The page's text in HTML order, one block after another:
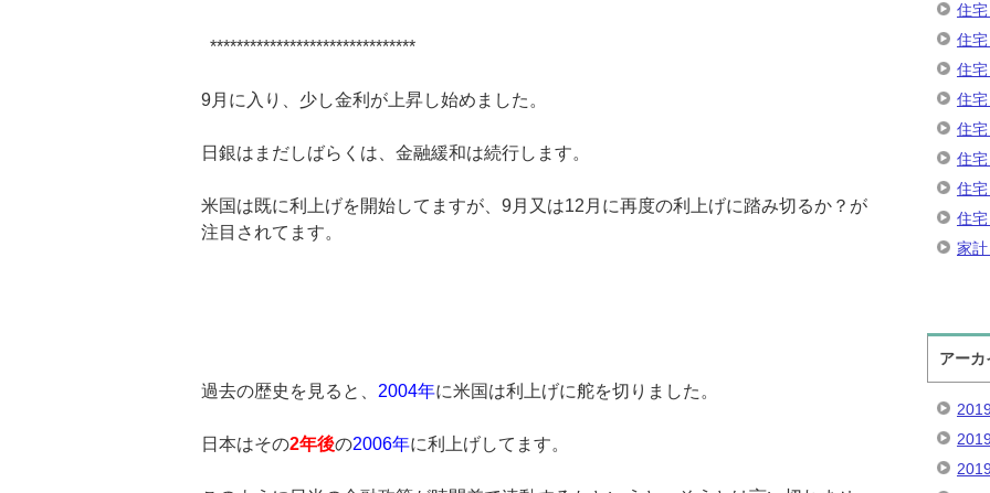
*******************************
9月に入り、少し金利が上昇し始めました。
日銀はまだしばらくは、金融緩和は続行します。
米国は既に利上げを開始してますが、9月又は12月に再度の利上げに踏み切るか？が
注目されてます。
過去の歴史を見ると、 2004年に米国は利上げに舵を切りました。
日本はその2年後の2006年に利上げしてます。
住
住
住
住
住
住
住
住
家
アーカ